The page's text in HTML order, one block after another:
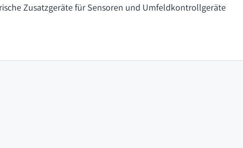
Zusatzgeräte für Sensoren und Umfeldkontrollgeräte